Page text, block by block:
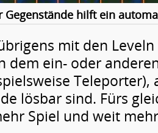
Gegenstände hilft ein
mit den
dem ein- oder
Teleporter),
lösbar sind. Fürs
Spiel und weit